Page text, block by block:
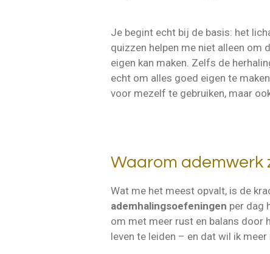
Je begint echt bij de basis: het
quizzen helpen me niet alleen om
eigen kan maken. Zelfs de
echt om alles goed eigen te
voor mezelf te gebruiken, maar
Waarom ademwerk
Wat me het meest opvalt, is de
ademhalingsoefeningen per dag
om met meer rust en balans door
leven te leiden – en dat wil ik meer